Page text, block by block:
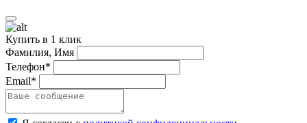
Купить в 1 клик
Фамилия, Имя
Телефон*
Email*